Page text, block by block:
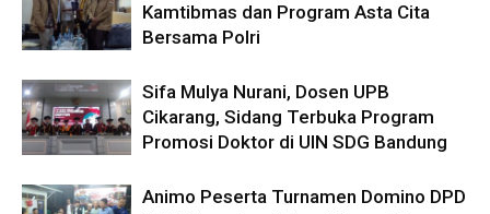
Kamtibmas dan Program Asta Cita
Bersama Polri
Sifa Mulya Nurani, Dosen UPB
Cikarang, Sidang Terbuka Program
Promosi Doktor di UIN SDG Bandung
Animo Peserta Turnamen Domino DPD